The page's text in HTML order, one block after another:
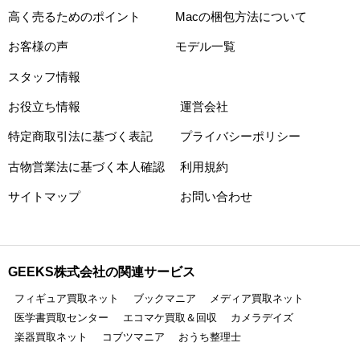
高く売るためのポイント Macの梱包方法について
お客様の声 モデル一覧
スタッフ情報
お役立ち情報 運営会社
特定商取引法に基づく表記 プライバシーポリシー
古物営業法に基づく本人確認 利用規約
サイトマップ お問い合わせ
GEEKS株式会社の関連サービス
フィギュア買取ネット ブックマニア
メディア買取ネット
医学書買取センター
エコマケ買取＆回収
カメラデイズ
楽器買取ネット
コブツマニア おうち整理士